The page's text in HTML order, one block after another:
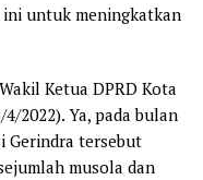
untuk meningkatkan
Ketua DPRD Kota
2022). Ya, pada bulan
Gerindra tersebut
musola dan